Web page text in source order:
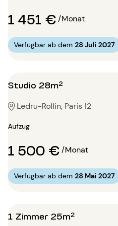
1 451 €/Monat
Verfügbar ab dem 28 Juli 2027
Studio 28m²
Ledru-Rollin, Paris 12
Aufzug
1 500 €/Monat
Verfügbar ab dem 28 Mai 2027
1 Zimmer 25m²